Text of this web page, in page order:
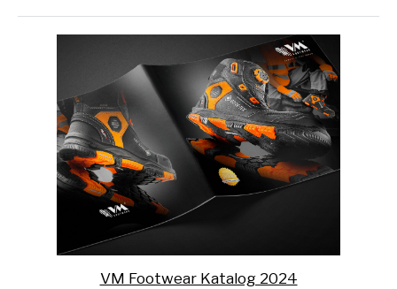
VM Footwear Katalog 2024